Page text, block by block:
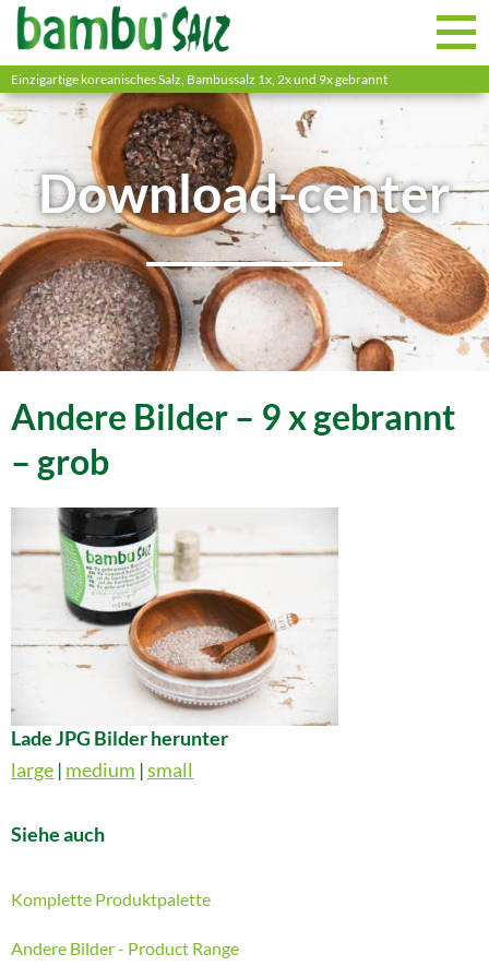
Einzigartige koreanisches Salz, Bambussalz 1x, 2x und 9x gebrannt
Download-center
Andere Bilder – 9 x gebrannt
– grob
Lade JPG Bilder herunter
large | medium |small
Siehe auch
Komplette Produktpalette
Andere Bilder - Product Range